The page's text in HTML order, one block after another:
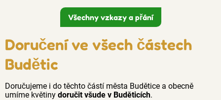
Všechny vzkazy a přání
Doručení ve všech částech
Budětic
Doručujeme i do těchto částí města Budětice a obecně
umíme květiny doručit všude v Buděticích.